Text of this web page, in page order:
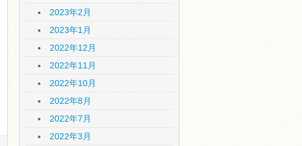
2023年2月
2023年1月
2022年12月
2022年11月
2022年10月
2022年8月
2022年7月
2022年3月